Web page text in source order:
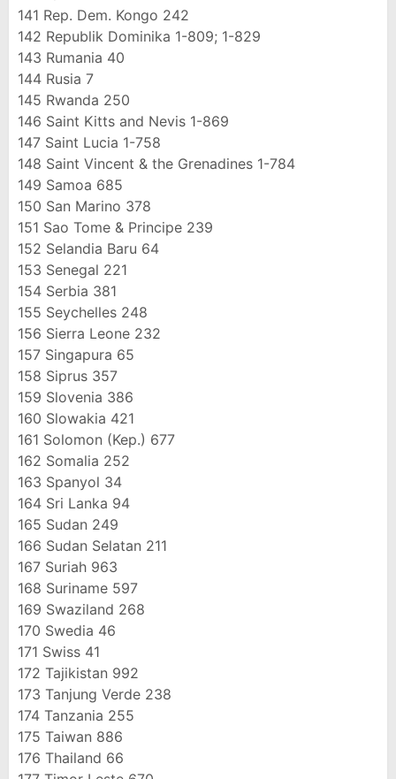
141 Rep. Dem. Kongo 242
142 Republik Dominika 1-809; 1-829
143 Rumania 40
144 Rusia 7
145 Rwanda 250
146 Saint Kitts and Nevis 1-869
147 Saint Lucia 1-758
148 Saint Vincent & the Grenadines 1-784
149 Samoa 685
150 San Marino 378
151 Sao Tome & Principe 239
152 Selandia Baru 64
153 Senegal 221
154 Serbia 381
155 Seychelles 248
156 Sierra Leone 232
157 Singapura 65
158 Siprus 357
159 Slovenia 386
160 Slowakia 421
161 Solomon (Kep.) 677
162 Somalia 252
163 Spanyol 34
164 Sri Lanka 94
165 Sudan 249
166 Sudan Selatan 211
167 Suriah 963
168 Suriname 597
169 Swaziland 268
170 Swedia 46
171 Swiss 41
172 Tajikistan 992
173 Tanjung Verde 238
174 Tanzania 255
175 Taiwan 886
176 Thailand 66